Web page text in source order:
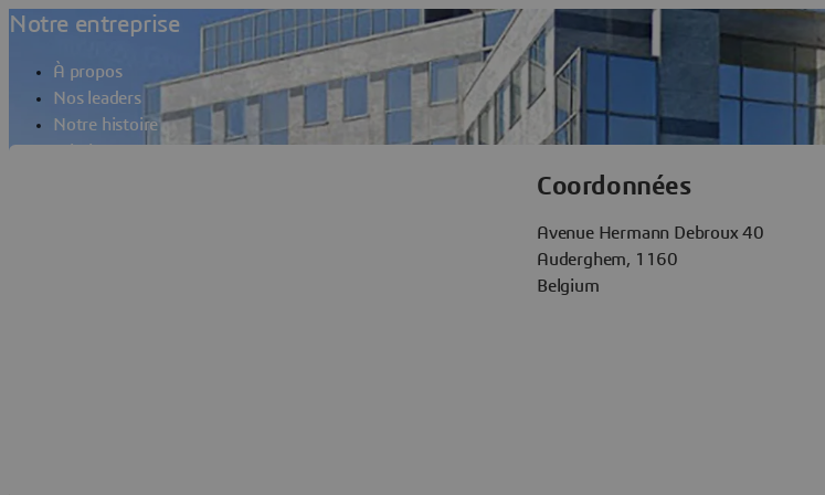
Notre entreprise
À propos
Nos leaders
Notre histoire
Dassault Systèmes Auderghem
Coordonnées
Avenue Hermann Debroux 40
Auderghem, 1160
Belgium